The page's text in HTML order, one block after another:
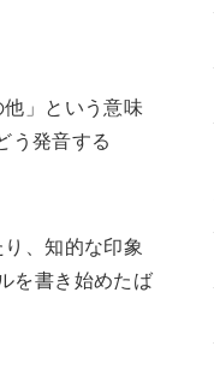
」という意味
う発音する
、知的な印象
を書き始めたば